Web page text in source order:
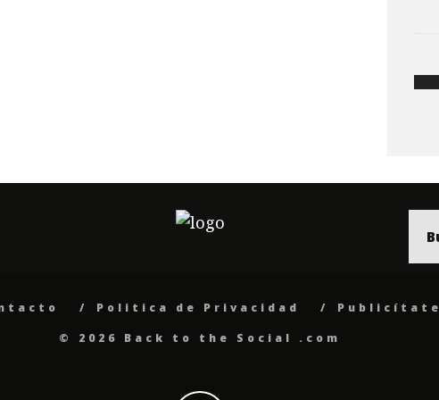
Politica de Privacidad
Publicítate
© 2026 Back to the Social .com